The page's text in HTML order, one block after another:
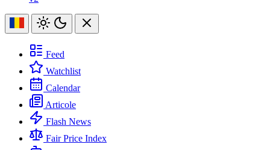
Feed
Watchlist
Calendar
Articole
Flash News
Fair Price Index